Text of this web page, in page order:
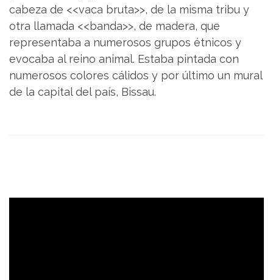
cabeza de <<vaca bruta>>, de la misma tribu y
otra llamada <<banda>>, de madera, que
representaba a numerosos grupos étnicos y
evocaba al reino animal. Estaba pintada con
numerosos colores cálidos y por último un mural
de la capital del país, Bissau.